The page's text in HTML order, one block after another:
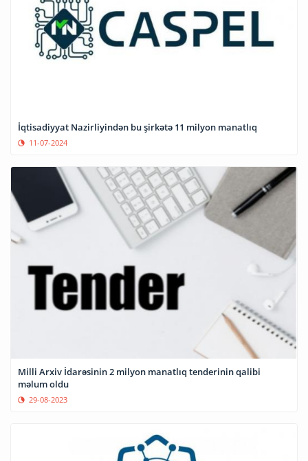
İqtisadiyyat Nazirliyindən bu şirkətə 11 milyon manatlıq
11-07-2024
Milli Arxiv İdarəsinin 2 milyon manatlıq tenderinin qalibi
məlum oldu
29-08-2023